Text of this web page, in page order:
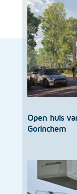
Open huis
Gorinchem